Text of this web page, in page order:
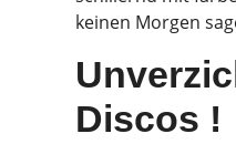
keinen Morgen
Discos !